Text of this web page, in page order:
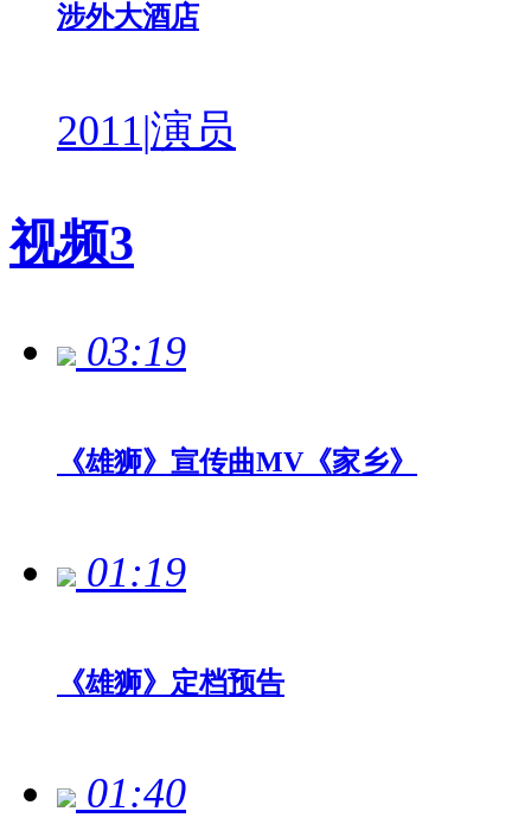
涉外大酒店
2011|演员
视频3
03:19
《雄狮》宣传曲MV《家乡》
01:19
《雄狮》定档预告
01:40